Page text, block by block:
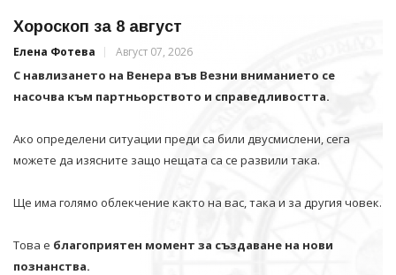
Хороскоп за 8 август
Елена Фотева Август 07, 2026
С навлизането на Венера във Везни вниманието се
насочва към партньорството и справедливостта.
Ако определени ситуации преди са били двусмислени, сега
можете да изясните защо нещата са се развили така.
Ще има голямо облекчение както на вас, така и за другия човек.
Това е благоприятен момент за създаване на нови
познанства.